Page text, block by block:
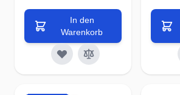
In den
Warenkorb